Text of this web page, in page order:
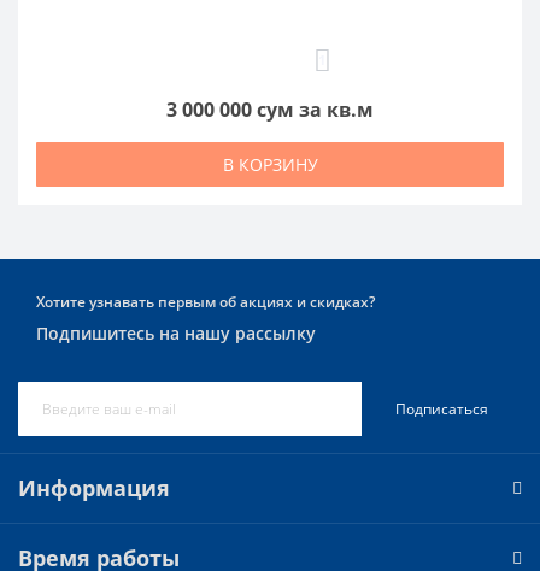
3 000 000 сум за кв.м
В КОРЗИНУ
Хотите узнавать первым об акциях и скидках?
Подпишитесь на нашу рассылку
Подписаться
Информация
Время работы